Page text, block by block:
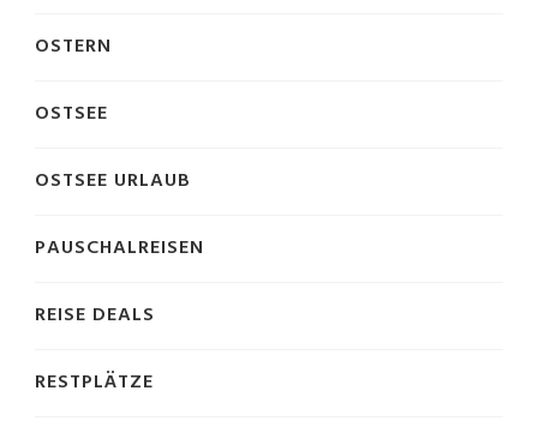
OSTERN
OSTSEE
OSTSEE URLAUB
PAUSCHALREISEN
REISE DEALS
RESTPLÄTZE